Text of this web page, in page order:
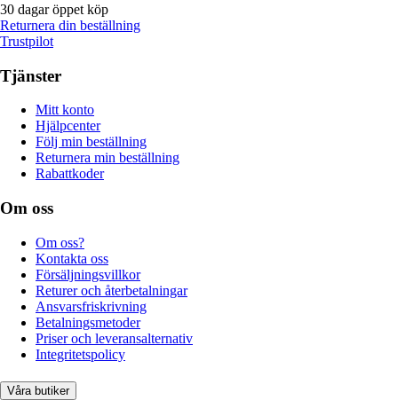
30 dagar öppet köp
Returnera din beställning
Trustpilot
Tjänster
Mitt konto
Hjälpcenter
Följ min beställning
Returnera min beställning
Rabattkoder
Om oss
Om oss?
Kontakta oss
Försäljningsvillkor
Returer och återbetalningar
Ansvarsfriskrivning
Betalningsmetoder
Priser och leveransalternativ
Integritetspolicy
Våra butiker